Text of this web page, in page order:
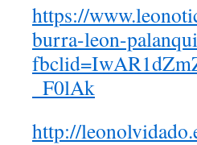
https://
burra-leon-
_F0lAk
http://